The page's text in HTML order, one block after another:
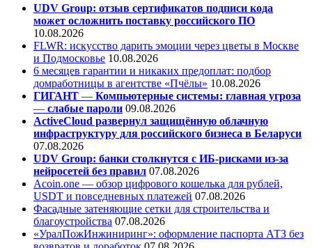
UDV Group: отзыв сертификатов подписи кода
может осложнить поставку российского ПО
10.08.2026
FLWR: искусство дарить эмоции через цветы в Москве
и Подмосковье 10.08.2026
6 месяцев гарантии и никаких предоплат: подбор
домработницы в агентстве «Пчёлы» 10.08.2026
ГИГАНТ — Компьютерные системы: главная угроза
— слабые пароли 09.08.2026
ActiveCloud развернул защищённую облачную
инфраструктуру для российского бизнеса в Беларуси
07.08.2026
UDV Group: банки столкнутся с ИБ-рисками из-за
нейросетей без правил 07.08.2026
Acoin.one — обзор цифрового кошелька для рублей,
USDT и повседневных платежей 07.08.2026
Фасадные затеняющие сетки для строительства и
благоустройства 07.08.2026
«УралПожИнжиниринг»: оформление паспорта АТЗ без